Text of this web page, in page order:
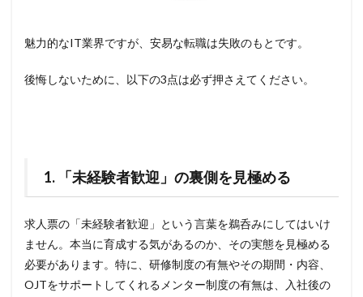
魅力的なIT業界ですが、安易な転職は失敗のもとです。
後悔しないために、以下の3点は必ず押さえてください。
1. 「未経験者歓迎」の裏側を見極める
求人票の「未経験者歓迎」という言葉を鵜呑みにしてはいけ
ません。本当に育成する気があるのか、その実態を見極める
必要があります。特に、研修制度の有無やその期間・内容、
OJTをサポートしてくれるメンター制度の有無は、入社後の